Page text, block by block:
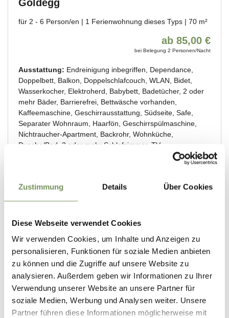
Zustimmung Details Über Cookies
Diese Webseite verwendet Cookies
Wir verwenden Cookies, um Inhalte und Anzeigen zu
personalisieren, Funktionen für soziale Medien anbieten
zu können und die Zugriffe auf unsere Website zu
analysieren. Außerdem geben wir Informationen zu Ihrer
Verwendung unserer Website an unsere Partner für
soziale Medien, Werbung und Analysen weiter. Unsere
Partner führen diese Informationen möglicherweise mit